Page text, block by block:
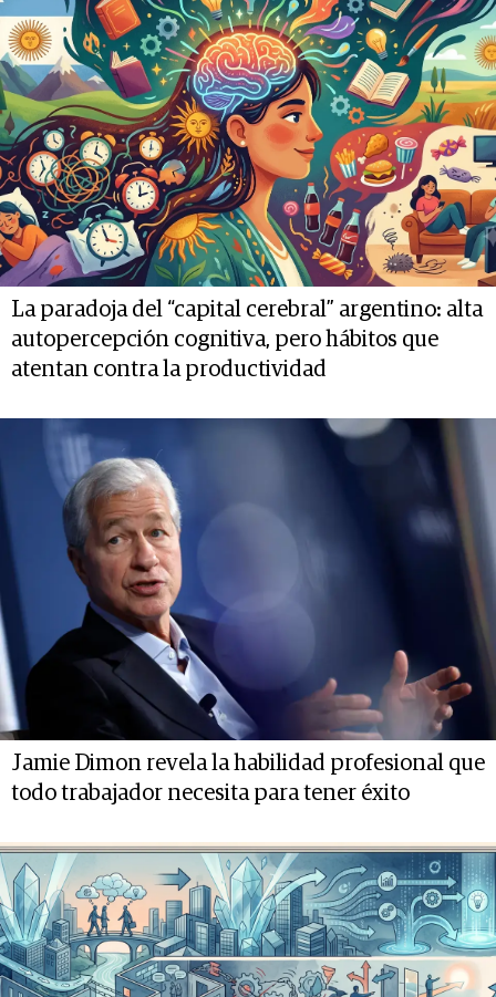
La paradoja del “capital cerebral” argentino: alta
autopercepción cognitiva, pero hábitos que
atentan contra la productividad
Jamie Dimon revela la habilidad profesional que
todo trabajador necesita para tener éxito